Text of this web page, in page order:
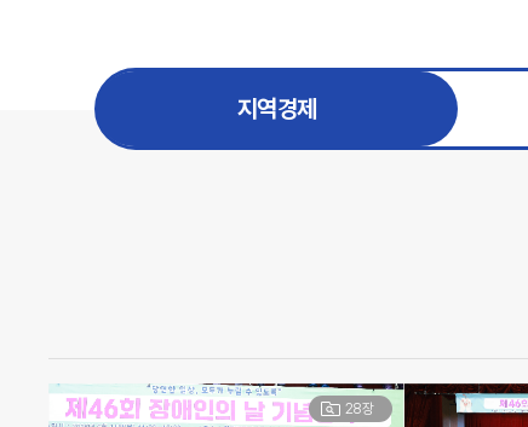
지역경제
28장